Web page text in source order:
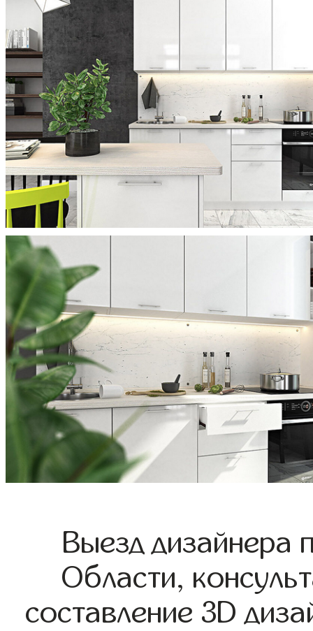
Выезд дизайнера
Области,
составление 3D